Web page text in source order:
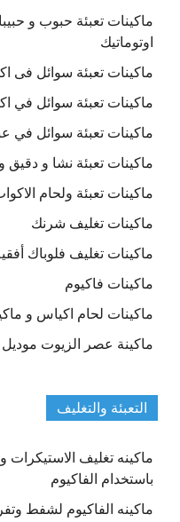
ماكينات تعبئة حبوب و
اوتوماتيك
ماكينات تعبئة سوائل فى
ماكينات تعبئة سوائل في
ماكينات تعبئة سوائل في
ماكينات تعبئة نشا و
ماكينات تعبئة ولحام
ماكينات تغليف شرنك
ماكينات تغليف فلوباك
ماكينات فاكيوم
ماكينات لحام اكياس و
ماكينة عصر الزيوت موديل 811 ماركة المهندس منسي
التعبئة والتغليف
ماكينه تغليف الاستيكرات
باستخدام الفاكيوم
ماكينه الفاكيوم لشفط